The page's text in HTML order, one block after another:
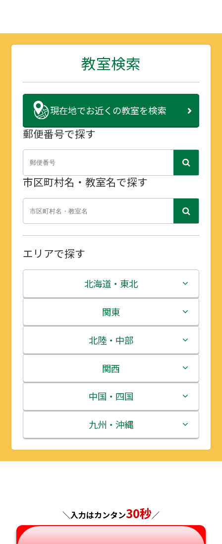
教室検索
現在地でお近くの教室を検索
郵便番号で探す
市区町村名・教室名で探す
エリアで探す
北海道・東北
北海道
青森県
岩手県
宮城県
秋田県
山形県
関東
茨城県
栃木県
群馬県
埼玉県
千葉県
北陸・中部
新潟県
富山県
石川県
福井県
関西
三重県
滋賀県
京都府
中国・四国
鳥取県
島根県
山口県
九州・沖縄
福岡県
熊本県
＼入力はカンタン30秒／